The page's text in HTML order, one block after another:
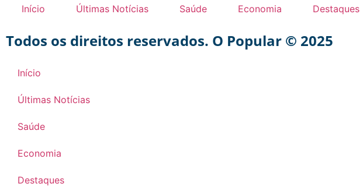
Início Últimas Notícias Saúde Economia Destaques
Todos os direitos reservados. O Popular © 2025
Início
Últimas Notícias
Saúde
Economia
Destaques